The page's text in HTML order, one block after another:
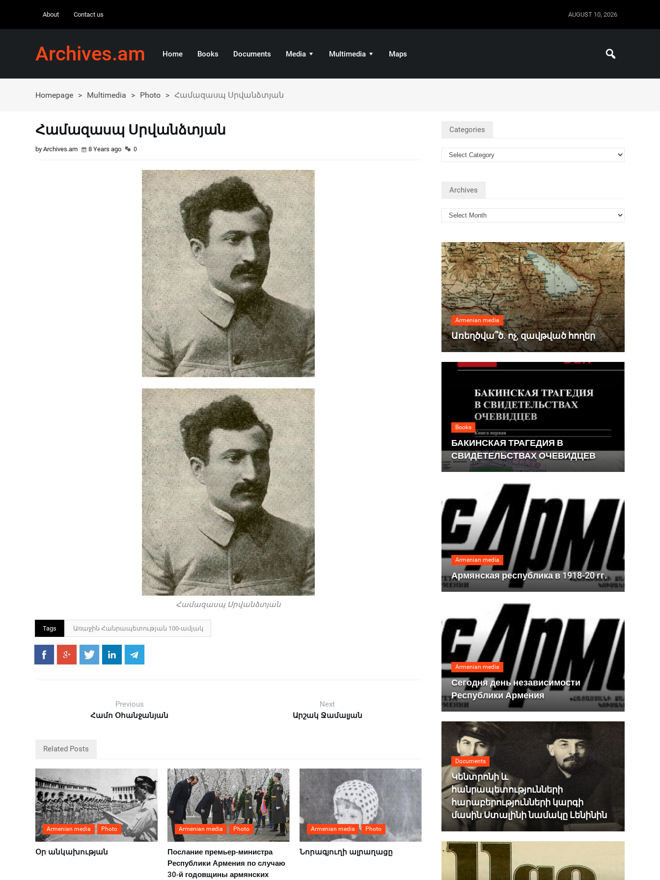
About Contact us AUGUST 10, 2026
Archives.am Home Books Documents Media Multimedia Maps
Homepage > Multimedia > Photo > Համազասպ Սրվանձտյան
Համազասպ Սրվանձտյան
by Archives.am 8 Years ago 0
Համազասպ Սրվանձտյան
Tags Առաջին Հանրապետության 100-ամյակ
Previous
Համո Օհանջանյան
Next
Արշակ Ջամալյան
Related Posts
Armenian media Photo
Օր անկախության
Armenian media Photo
Послание премьер-министра
Республики Армения по случаю
30-й годовщины армянских
Armenian media Photo
Նորագյուղի ալրաղացը
Categories
Archives
Armenian media
Առեղծվա՞ծ. ոչ, զավթված հողեր
Books
БАКИНСКАЯ ТРАГЕДИЯ В
СВИДЕТЕЛЬСТВАХ ОЧЕВИДЦЕВ
Armenian media
Армянская республика в 1918-20 гг.
Armenian media
Сегодня день независимости
Республики Армения
Documents
Կենտրոնի և
հանրապետությունների
հարաբերությունների կարգի
մասին Ստալինի նամակը Լենինին